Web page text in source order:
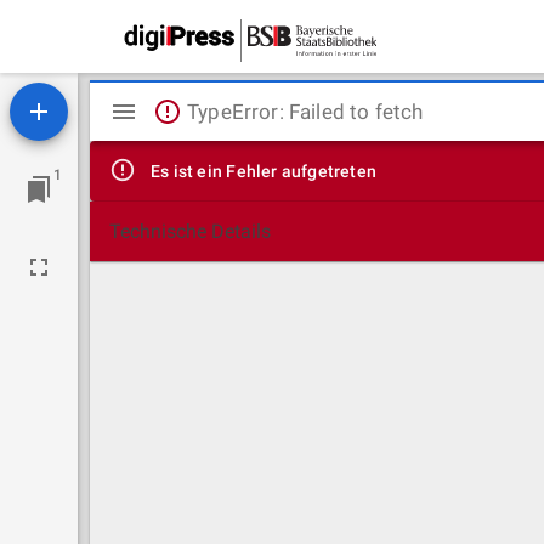
1
Mirador
Viewer
TypeError: Failed to fetch
Es ist ein Fehler aufgetreten
Technische Details